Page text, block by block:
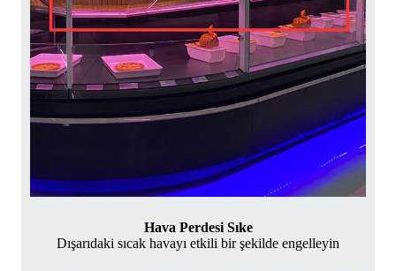
Hava Perdesi Sıke
Dışarıdaki sıcak havayı etkili bir şekilde engelleyin